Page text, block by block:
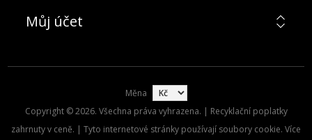
Můj účet
Měna
Copyright © 2026. Všechna práva vyhrazena. | Recyklační poplatky
zahrnuty v ceně. | Tyto internetové stránky používají soubory cookie. Více